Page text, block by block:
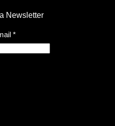
Newsletter
*